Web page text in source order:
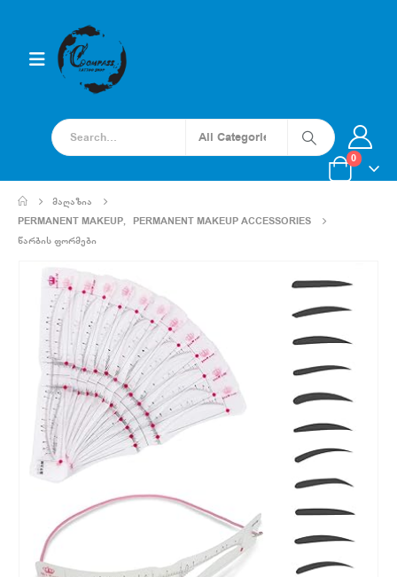
0
ᲛᲐᲦᲐᲖᲘᲐ
PERMANENT MAKEUP, PERMANENT MAKEUP ACCESSORIES
ᲬᲐᲠᲑᲘᲡ ᲤᲝᲠᲛᲔᲑᲘ